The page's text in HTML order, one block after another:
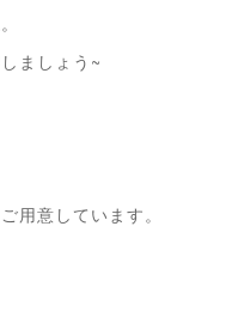
ましょう~
用意しています。